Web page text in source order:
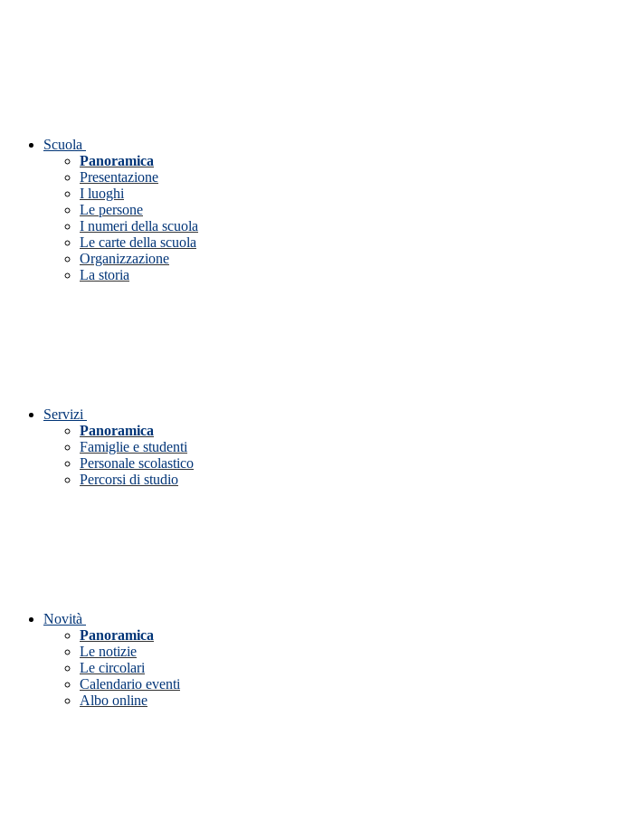
Scuola
Panoramica
Presentazione
I luoghi
Le persone
I numeri della scuola
Le carte della scuola
Organizzazione
La storia
Servizi
Panoramica
Famiglie e studenti
Personale scolastico
Percorsi di studio
Novità
Panoramica
Le notizie
Le circolari
Calendario eventi
Albo online